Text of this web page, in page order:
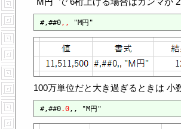
#,##0,,
100万単位だと大き過ぎるときは 小
#,##0.0